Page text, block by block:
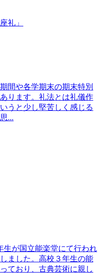
礼」
間や各学期末の期末特別
ります。礼法とは礼儀作
うと少し堅苦しく感じる
...
生が国立能楽堂にて行われ
ました。高校３年生の能
ており、古典芸術に親し